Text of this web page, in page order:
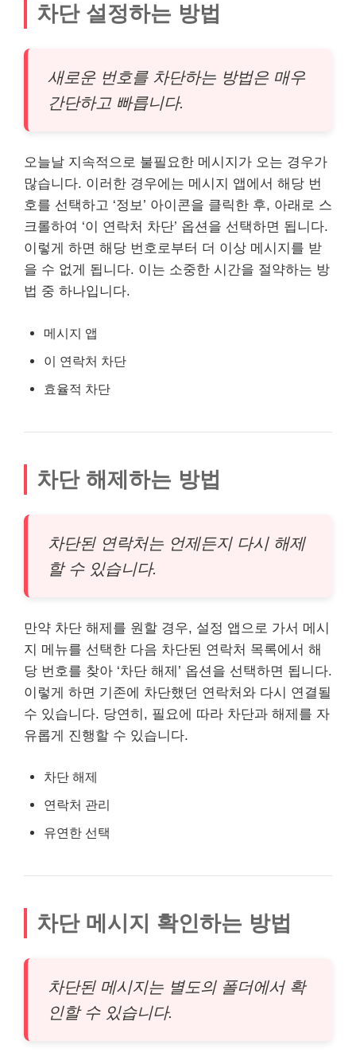
차단 설정하는 방법
새로운 번호를 차단하는 방법은 매우
간단하고 빠릅니다.
오늘날 지속적으로 불필요한 메시지가 오는 경우가
많습니다. 이러한 경우에는 메시지 앱에서 해당 번
호를 선택하고 ‘정보’ 아이콘을 클릭한 후, 아래로 스
크롤하여 ‘이 연락처 차단’ 옵션을 선택하면 됩니다.
이렇게 하면 해당 번호로부터 더 이상 메시지를 받
을 수 없게 됩니다. 이는 소중한 시간을 절약하는 방
법 중 하나입니다.
메시지 앱
이 연락처 차단
효율적 차단
차단 해제하는 방법
차단된 연락처는 언제든지 다시 해제
할 수 있습니다.
만약 차단 해제를 원할 경우, 설정 앱으로 가서 메시
지 메뉴를 선택한 다음 차단된 연락처 목록에서 해
당 번호를 찾아 ‘차단 해제’ 옵션을 선택하면 됩니다.
이렇게 하면 기존에 차단했던 연락처와 다시 연결될
수 있습니다. 당연히, 필요에 따라 차단과 해제를 자
유롭게 진행할 수 있습니다.
차단 해제
연락처 관리
유연한 선택
차단 메시지 확인하는 방법
차단된 메시지는 별도의 폴더에서 확
인할 수 있습니다.